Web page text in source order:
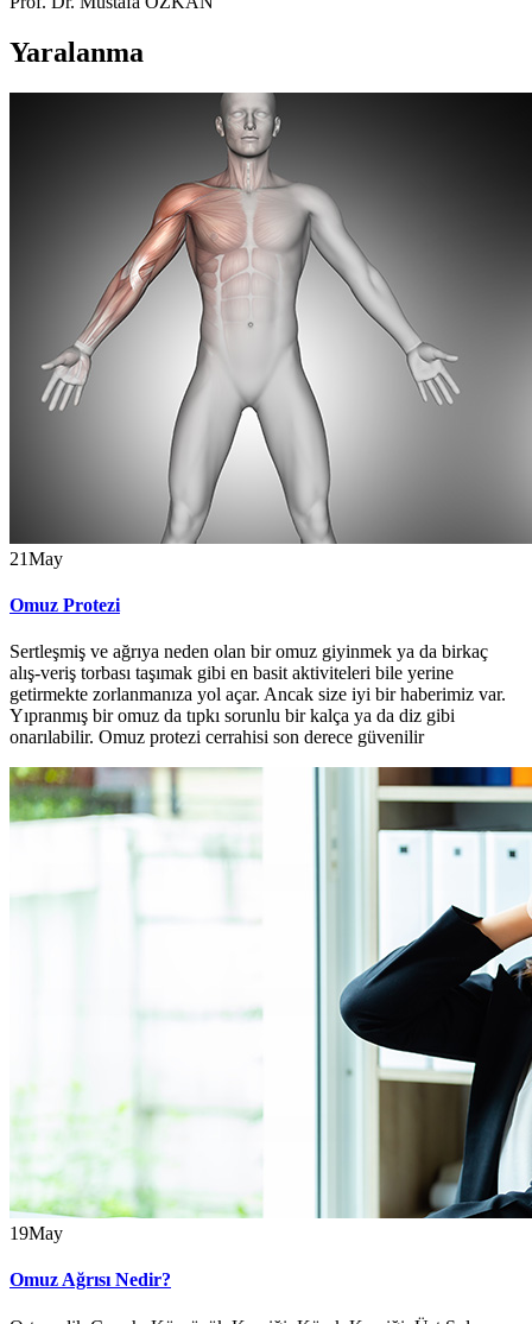
Yaralanma
21May
Omuz Protezi
Sertleşmiş ve ağrıya neden olan bir omuz giyinmek ya da birkaç
alış-veriş torbası taşımak gibi en basit aktiviteleri bile yerine
getirmekte zorlanmanıza yol açar. Ancak size iyi bir haberimiz var.
Yıpranmış bir omuz da tıpkı sorunlu bir kalça ya da diz gibi
onarılabilir. Omuz protezi cerrahisi son derece güvenilir
19May
Omuz Ağrısı Nedir?